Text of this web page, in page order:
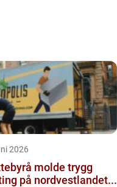
2026
molde trygg
på nordvestlandet...